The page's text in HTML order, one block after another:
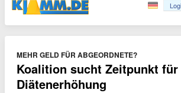
MEHR GELD FÜR ABGEORDNETE?
Koalition sucht Zeitpunkt
Diätenerhöhung